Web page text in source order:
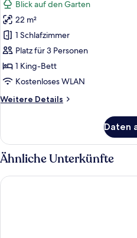
für
Comfort-
Doppelzimmer
(Boxspringbett
180x200)
anzeigen
Blick auf den Garten
22 m²
1 Schlafzimmer
Platz für 3 Personen
1 King-Bett
Kostenloses WLAN
Weitere Details
Weitere
Doppelzimmer
(Boxspringbett
180x200)
Daten
Ähnliche Unterkünfte
Welcome Hotel Marburg